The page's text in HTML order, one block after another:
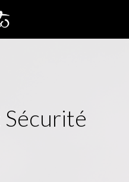
Sécurité